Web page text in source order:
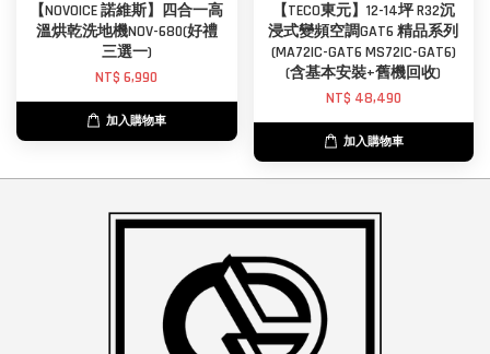
【NOVOICE 諾維斯】四合一高
溫烘乾洗地機NOV-680(好禮
三選一)
NT$ 6,990
加入購物車
【TECO東元】12-14坪 R32沉
浸式變頻空調GAT6 精品系列
(MA72IC-GAT6 MS72IC-GAT6)
(含基本安裝+舊機回收)
NT$ 48,490
加入購物車